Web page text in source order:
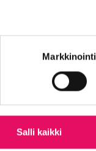
Markkinointi
Salli kaikki